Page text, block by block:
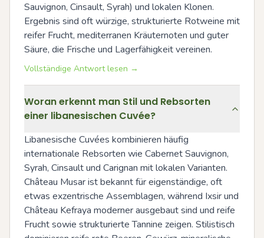
Sauvignon, Cinsault, Syrah) und lokalen Klonen.
Ergebnis sind oft würzige, strukturierte Rotweine mit
reifer Frucht, mediterranen Kräuternoten und guter
Säure, die Frische und Lagerfähigkeit vereinen.
Vollständige Antwort lesen →
Woran erkennt man Stil und Rebsorten
einer libanesischen Cuvée?
Libanesische Cuvées kombinieren häufig
internationale Rebsorten wie Cabernet Sauvignon,
Syrah, Cinsault und Carignan mit lokalen Varianten.
Château Musar ist bekannt für eigenständige, oft
etwas exzentrische Assemblagen, während Ixsir und
Château Kefraya moderner ausgebaut sind und reife
Frucht sowie strukturierte Tannine zeigen. Stilistisch